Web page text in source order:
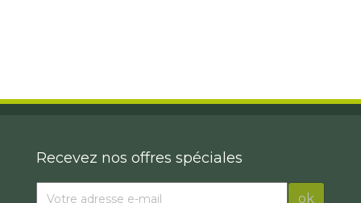
Recevez nos offres spéciales